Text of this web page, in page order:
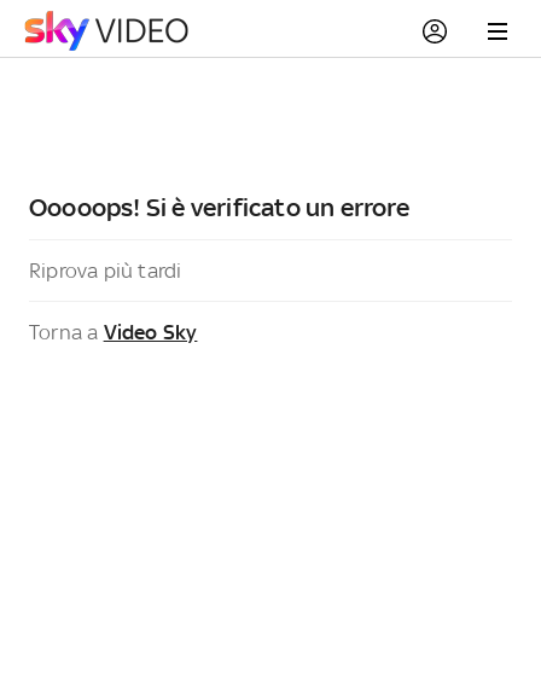
Ooooops! Si è verificato un errore
Riprova più tardi
Torna a Video Sky